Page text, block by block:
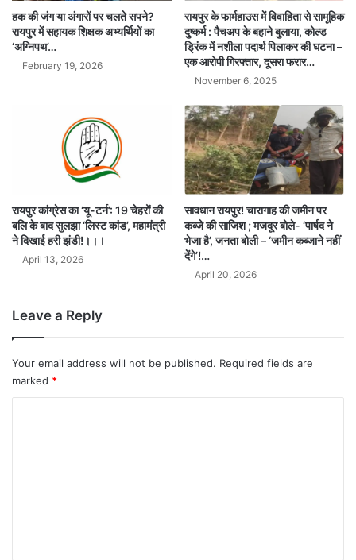
हक की जंग या अंगारों पर चलते सपने?
रायपुर में सहायक शिक्षक अभ्यर्थियों का
‘अग्निपथ’…
February 19, 2026
रायपुर के फार्महाउस में विवाहिता से सामूहिक
दुष्कर्म : पैचअप के बहाने बुलाया, कोल्ड
ड्रिंक में नशीला पदार्थ पिलाकर की घटना –
एक आरोपी गिरफ्तार, दूसरा फरार…
November 6, 2025
रायपुर कांग्रेस का ‘यू-टर्न’: 19 चेहरों की
बलि के बाद सुलझा ‘लिस्ट कांड’, महामंत्री
ने दिखाई हरी झंडी!।।।
April 13, 2026
सावधान रायपुर! चारागाह की जमीन पर
कब्जे की साजिश ; मजदूर बोले- ‘पार्षद ने
भेजा है’, जनता बोली – ‘जमीन कब्जाने नहीं
देंगे’!…
April 20, 2026
Leave a Reply
Your email address will not be published. Required fields are
marked *